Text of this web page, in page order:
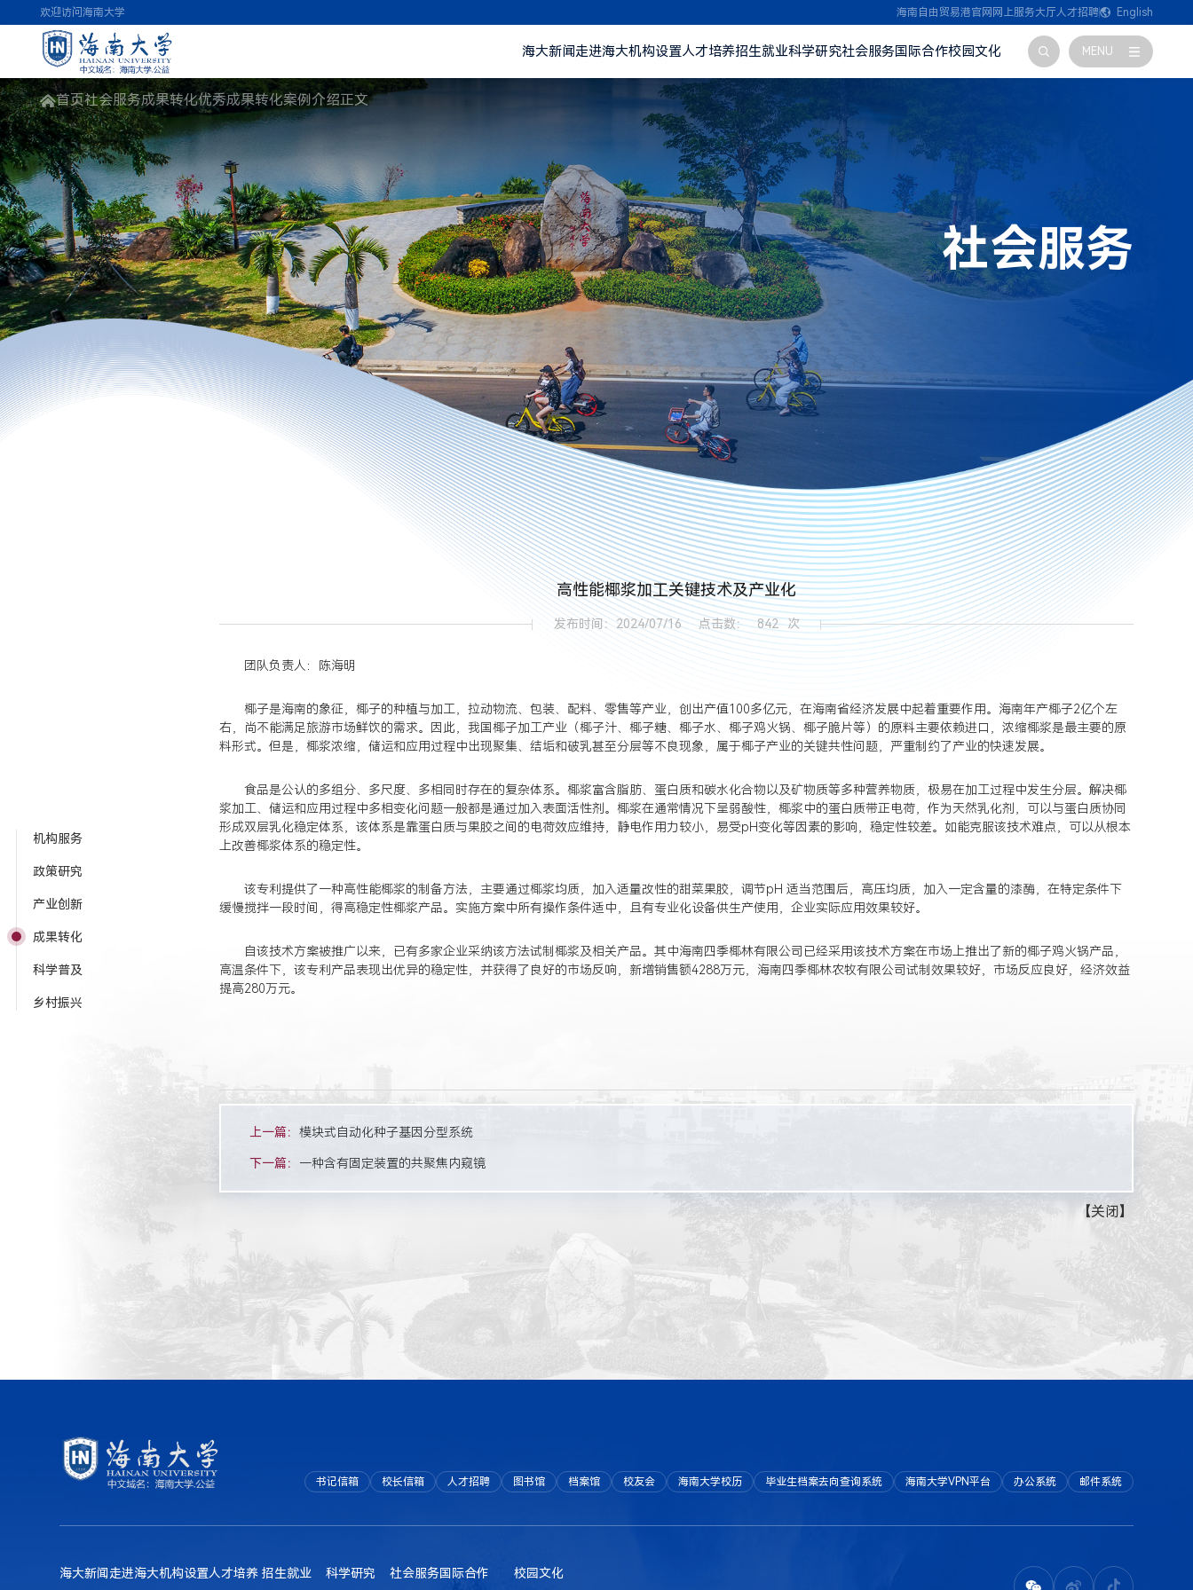
欢迎访问海南大学 海南自由贸易港官网 网上服务大厅人才招聘 English
海大新闻走进海大机构设置人才培养招生就业科学研究社会服务国际合作校园文化 MENU
首页社会服务成果转化优秀成果转化案例介绍正文
社会服务
机构服务
政策研究
产业创新
成果转化
科学普及
乡村振兴
高性能椰浆加工关键技术及产业化
发布时间：2024/07/16 点击数： 842 次
团队负责人：陈海明
椰子是海南的象征，椰子的种植与加工，拉动物流、包装、配料、零售等产业，创出产值100多亿元，在海南省经济发展中起着重要作用。海南年产椰子2亿个左
右，尚不能满足旅游市场鲜饮的需求。因此，我国椰子加工产业（椰子汁、椰子糖、椰子水、椰子鸡火锅、椰子脆片等）的原料主要依赖进口，浓缩椰浆是最主要的原
料形式。但是，椰浆浓缩，储运和应用过程中出现聚集、结垢和破乳甚至分层等不良现象，属于椰子产业的关键共性问题，严重制约了产业的快速发展。
食品是公认的多组分、多尺度、多相同时存在的复杂体系。椰浆富含脂肪、蛋白质和碳水化合物以及矿物质等多种营养物质，极易在加工过程中发生分层。解决椰
浆加工、储运和应用过程中多相变化问题一般都是通过加入表面活性剂。椰浆在通常情况下呈弱酸性，椰浆中的蛋白质带正电荷，作为天然乳化剂，可以与蛋白质协同
形成双层乳化稳定体系，该体系是靠蛋白质与果胶之间的电荷效应维持，静电作用力较小，易受pH变化等因素的影响，稳定性较差。如能克服该技术难点，可以从根本
上改善椰浆体系的稳定性。
该专利提供了一种高性能椰浆的制备方法，主要通过椰浆均质，加入适量改性的甜菜果胶，调节pH 适当范围后，高压均质，加入一定含量的漆酶，在特定条件下
缓慢搅拌一段时间，得高稳定性椰浆产品。实施方案中所有操作条件适中，且有专业化设备供生产使用，企业实际应用效果较好。
自该技术方案被推广以来，已有多家企业采纳该方法试制椰浆及相关产品。其中海南四季椰林有限公司已经采用该技术方案在市场上推出了新的椰子鸡火锅产品，
高温条件下，该专利产品表现出优异的稳定性，并获得了良好的市场反响，新增销售额4288万元，海南四季椰林农牧有限公司试制效果较好，市场反应良好，经济效益
提高280万元。
上一篇：模块式自动化种子基因分型系统
下一篇： 一种含有固定装置的共聚焦内窥镜
【关闭】
书记信箱 校长信箱 人才招聘 图书馆 档案馆 校友会 海南大学校历 毕业生档案去向查询系统 海南大学VPN平台 办公系统 邮件系统
海大新闻走进海大机构设置人才培养 招生就业 科学研究 社会服务国际合作 校园文化